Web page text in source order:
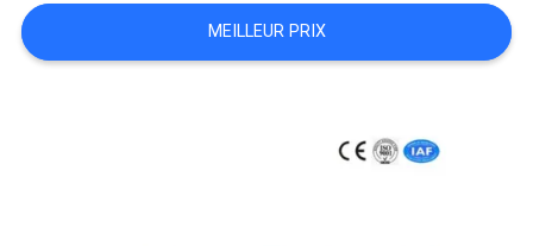
NOUVELLES
MEILLEUR PRIX